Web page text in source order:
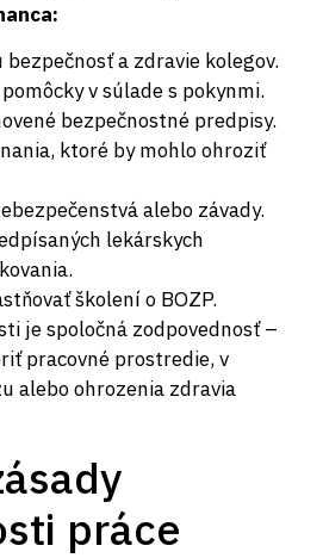
a zdravie kolegov.
v súlade s pokynmi.
bezpečnostné predpisy.
ktoré by mohlo ohroziť
alebo závady.
lekárskych
školení o BOZP.
je spoločná zodpovednosť –
pracovné prostredie, v
alebo ohrozenia zdravia
práce